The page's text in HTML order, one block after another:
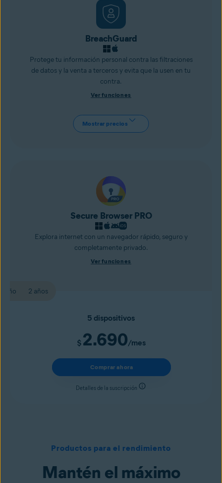
BreachGuard
Protege tu información personal contra las filtraciones
de datos y la venta a terceros y evita que la usen en tu
contra.
Ver funciones
Mostrar precios
Secure Browser PRO
Explora internet con un navegador rápido, seguro y
completamente privado.
Ver funciones
1 año 2 años
5 dispositivos
$ 2.690/mes
Comprar ahora
Detalles de la suscripción
Productos para el rendimiento
Mantén el máximo